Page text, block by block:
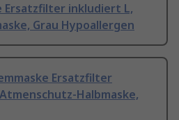
Ersatzfilter inkludiert L,
Grau Hypoallergen
Ersatzfilter
Halbmaske,